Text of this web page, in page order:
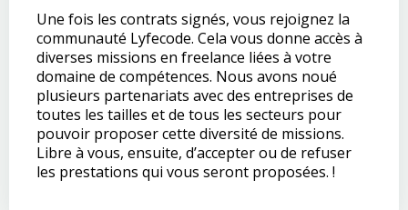
Une fois les contrats signés, vous rejoignez la
communauté Lyfecode. Cela vous donne accès à
diverses missions en freelance liées à votre
domaine de compétences. Nous avons noué
plusieurs partenariats avec des entreprises de
toutes les tailles et de tous les secteurs pour
pouvoir proposer cette diversité de missions.
Libre à vous, ensuite, d’accepter ou de refuser
les prestations qui vous seront proposées. !